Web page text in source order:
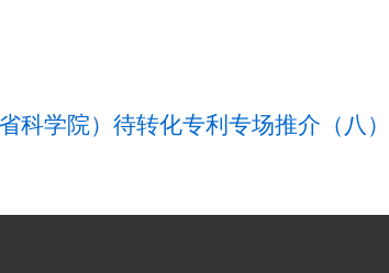
科学院）待转化专利专场推介（八